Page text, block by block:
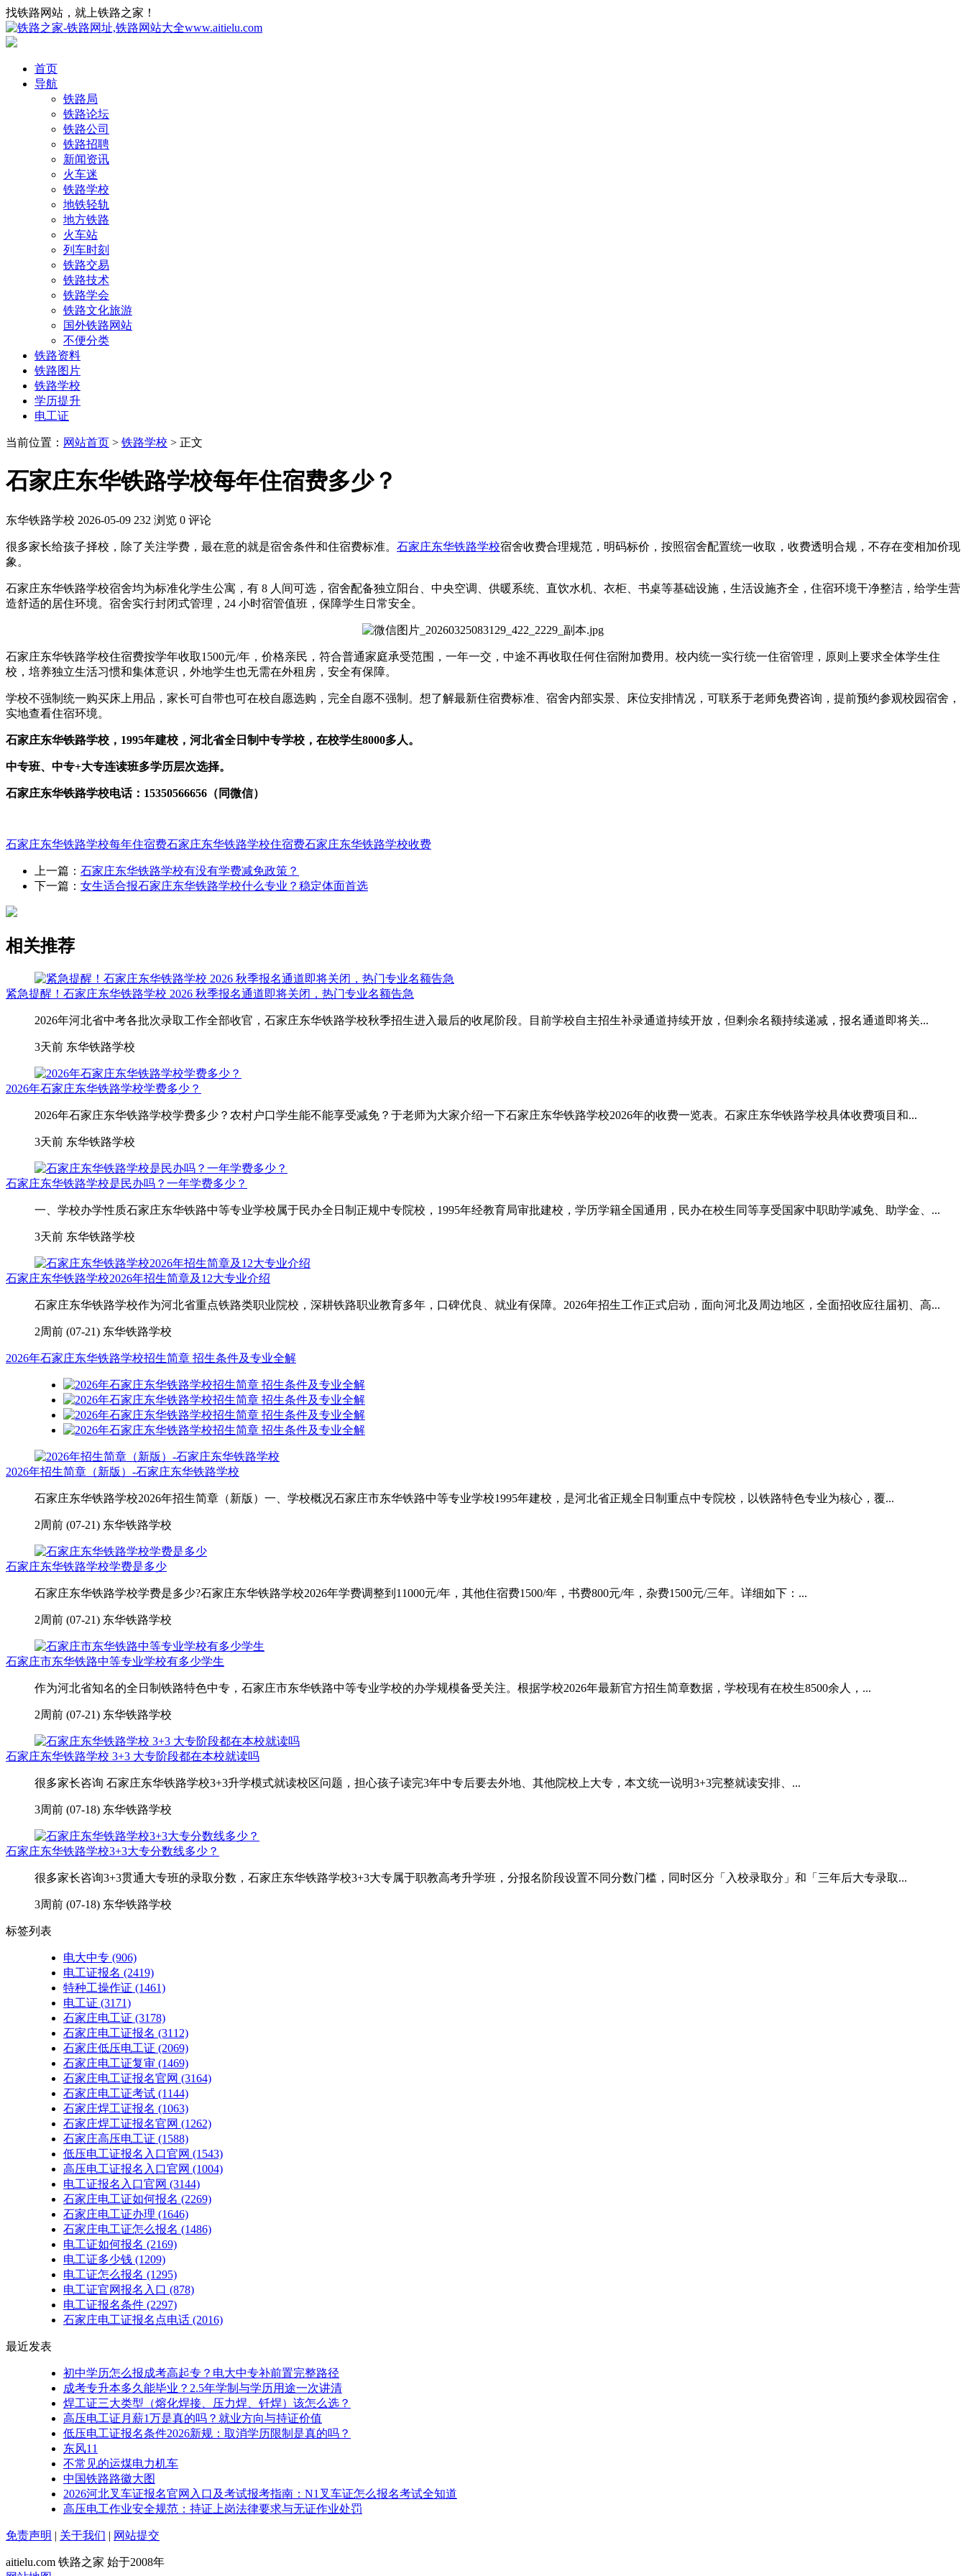
找铁路网站，就上铁路之家！
首页
导航
铁路局
铁路论坛
铁路公司
铁路招聘
新闻资讯
火车迷
铁路学校
地铁轻轨
地方铁路
火车站
列车时刻
铁路交易
铁路技术
铁路学会
铁路文化旅游
国外铁路网站
不便分类
铁路资料
铁路图片
铁路学校
学历提升
电工证
当前位置： 网站首页 > 铁路学校 > 正文
石家庄东华铁路学校每年住宿费多少？
东华铁路学校 2026-05-09 232 浏览 0 评论
很多家长给孩子择校，除了关注学费，最在意的就是宿舍条件和住宿费标准。 石家庄东华铁路学校宿舍收费合理规范，明码标价，按照宿舍配置统一收取，收费透明合规，不存在变相加价现
象。
石家庄东华铁路学校宿舍均为标准化学生公寓，有 8 人间可选，宿舍配备独立阳台、中央空调、供暖系统、直饮水机、衣柜、书桌等基础设施，生活设施齐全，住宿环境干净整洁，给学生营
造舒适的居住环境。宿舍实行封闭式管理，24 小时宿管值班，保障学生日常安全。
石家庄东华铁路学校住宿费按学年收取1500元/年，价格亲民，符合普通家庭承受范围，一年一交，中途不再收取任何住宿附加费用。校内统一实行统一住宿管理，原则上要求全体学生住
校，培养独立生活习惯和集体意识，外地学生也无需在外租房，安全有保障。
学校不强制统一购买床上用品，家长可自带也可在校自愿选购，完全自愿不强制。想了解最新住宿费标准、宿舍内部实景、床位安排情况，可联系于老师免费咨询，提前预约参观校园宿舍，
实地查看住宿环境。
石家庄东华铁路学校，1995年建校，河北省全日制中专学校，在校学生8000多人。
中专班、中专+大专连读班多学历层次选择。
石家庄东华铁路学校电话：15350566656（同微信）
石家庄东华铁路学校每年住宿费石家庄东华铁路学校住宿费石家庄东华铁路学校收费
上一篇： 石家庄东华铁路学校有没有学费减免政策？
下一篇： 女生适合报石家庄东华铁路学校什么专业？稳定体面首选
相关推荐
紧急提醒！石家庄东华铁路学校 2026 秋季报名通道即将关闭，热门专业名额告急
2026年河北省中考各批次录取工作全部收官，石家庄东华铁路学校秋季招生进入最后的收尾阶段。目前学校自主招生补录通道持续开放，但剩余名额持续递减，报名通道即将关...
3天前 东华铁路学校
2026年石家庄东华铁路学校学费多少？
2026年石家庄东华铁路学校学费多少？农村户口学生能不能享受减免？于老师为大家介绍一下石家庄东华铁路学校2026年的收费一览表。石家庄东华铁路学校具体收费项目和...
3天前 东华铁路学校
石家庄东华铁路学校是民办吗？一年学费多少？
一、学校办学性质石家庄东华铁路中等专业学校属于民办全日制正规中专院校，1995年经教育局审批建校，学历学籍全国通用，民办在校生同等享受国家中职助学减免、助学金、...
3天前 东华铁路学校
石家庄东华铁路学校2026年招生简章及12大专业介绍
石家庄东华铁路学校作为河北省重点铁路类职业院校，深耕铁路职业教育多年，口碑优良、就业有保障。2026年招生工作正式启动，面向河北及周边地区，全面招收应往届初、高...
2周前 (07-21) 东华铁路学校
2026年石家庄东华铁路学校招生简章 招生条件及专业全解
2026年招生简章（新版）-石家庄东华铁路学校
石家庄东华铁路学校2026年招生简章（新版）一、学校概况石家庄市东华铁路中等专业学校1995年建校，是河北省正规全日制重点中专院校，以铁路特色专业为核心，覆...
2周前 (07-21) 东华铁路学校
石家庄东华铁路学校学费是多少
石家庄东华铁路学校学费是多少?石家庄东华铁路学校2026年学费调整到11000元/年，其他住宿费1500/年，书费800元/年，杂费1500元/三年。详细如下：...
2周前 (07-21) 东华铁路学校
石家庄市东华铁路中等专业学校有多少学生
作为河北省知名的全日制铁路特色中专，石家庄市东华铁路中等专业学校的办学规模备受关注。根据学校2026年最新官方招生简章数据，学校现有在校生8500余人，...
2周前 (07-21) 东华铁路学校
石家庄东华铁路学校 3+3 大专阶段都在本校就读吗
很多家长咨询 石家庄东华铁路学校3+3升学模式就读校区问题，担心孩子读完3年中专后要去外地、其他院校上大专，本文统一说明3+3完整就读安排、...
3周前 (07-18) 东华铁路学校
石家庄东华铁路学校3+3大专分数线多少？
很多家长咨询3+3贯通大专班的录取分数，石家庄东华铁路学校3+3大专属于职教高考升学班，分报名阶段设置不同分数门槛，同时区分「入校录取分」和「三年后大专录取...
3周前 (07-18) 东华铁路学校
标签列表
电大中专 (906)
电工证报名 (2419)
特种工操作证 (1461)
电工证 (3171)
石家庄电工证 (3178)
石家庄电工证报名 (3112)
石家庄低压电工证 (2069)
石家庄电工证复审 (1469)
石家庄电工证报名官网 (3164)
石家庄电工证考试 (1144)
石家庄焊工证报名 (1063)
石家庄焊工证报名官网 (1262)
石家庄高压电工证 (1588)
低压电工证报名入口官网 (1543)
高压电工证报名入口官网 (1004)
电工证报名入口官网 (3144)
石家庄电工证如何报名 (2269)
石家庄电工证办理 (1646)
石家庄电工证怎么报名 (1486)
电工证如何报名 (2169)
电工证多少钱 (1209)
电工证怎么报名 (1295)
电工证官网报名入口 (878)
电工证报名条件 (2297)
石家庄电工证报名点电话 (2016)
最近发表
初中学历怎么报成考高起专？电大中专补前置完整路径
成考专升本多久能毕业？2.5年学制与学历用途一次讲清
焊工证三大类型（熔化焊接、压力焊、钎焊）该怎么选？
高压电工证月薪1万是真的吗？就业方向与持证价值
低压电工证报名条件2026新规：取消学历限制是真的吗？
东风11
不常见的运煤电力机车
中国铁路路徽大图
2026河北叉车证报名官网入口及考试报考指南：N1叉车证怎么报名考试全知道
高压电工作业安全规范：持证上岗法律要求与无证作业处罚
免责声明 | 关于我们 | 网站提交
aitielu.com 铁路之家 始于2008年